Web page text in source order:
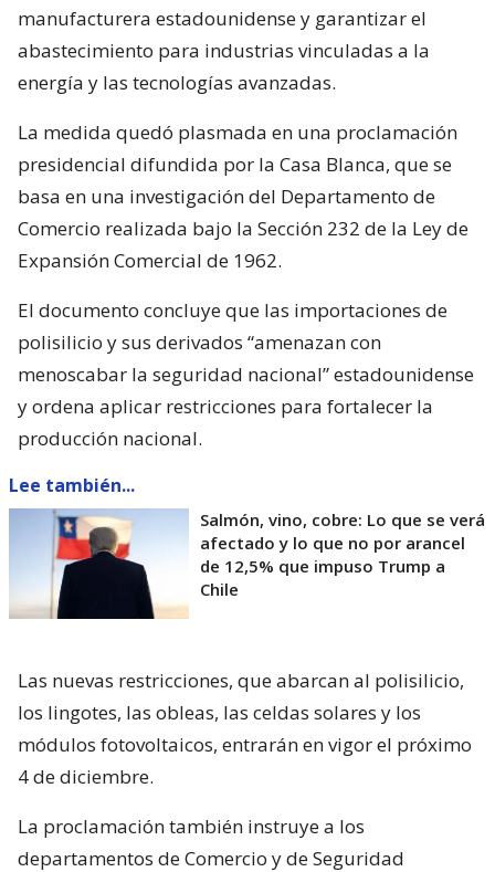
manufacturera estadounidense y garantizar el
abastecimiento para industrias vinculadas a la
energía y las tecnologías avanzadas.
La medida quedó plasmada en una proclamación
presidencial difundida por la Casa Blanca, que se
basa en una investigación del Departamento de
Comercio realizada bajo la Sección 232 de la Ley de
Expansión Comercial de 1962.
El documento concluye que las importaciones de
polisilicio y sus derivados “amenazan con
menoscabar la seguridad nacional” estadounidense
y ordena aplicar restricciones para fortalecer la
producción nacional.
Lee también...
Salmón, vino, cobre: Lo que se verá
afectado y lo que no por arancel
de 12,5% que impuso Trump a
Chile
Las nuevas restricciones, que abarcan al polisilicio,
los lingotes, las obleas, las celdas solares y los
módulos fotovoltaicos, entrarán en vigor el próximo
4 de diciembre.
La proclamación también instruye a los
departamentos de Comercio y de Seguridad